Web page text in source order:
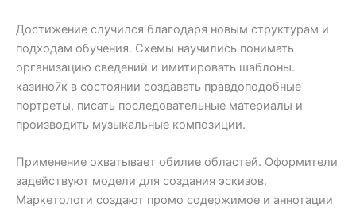
Достижение случился благодаря новым структурам и
подходам обучения. Схемы научились понимать
организацию сведений и имитировать шаблоны.
казино7к в состоянии создавать правдоподобные
портреты, писать последовательные материалы и
производить музыкальные композиции.
Применение охватывает обилие областей. Оформители
задействуют модели для создания эскизов.
Маркетологи создают промо содержимое и аннотации